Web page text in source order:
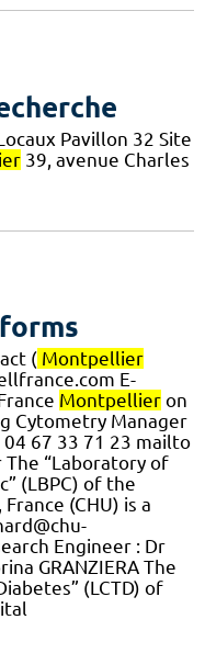
Pavillon 32 Site
39, avenue Charles
( Montpellier
E-
Montpellier on
Cytometry Manager
67 33 71 23 mailto
The “Laboratory of
(LBPC) of the
(CHU) is a
Engineer : Dr
GRANZIERA The
(LCTD) of